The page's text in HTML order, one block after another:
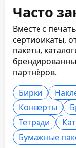
dpi, вылетами
тиснения
Часто
Вместе с
сертификаты,
пакеты,
партнёров.
Бирки
Конверты
Тетради
Бумажные